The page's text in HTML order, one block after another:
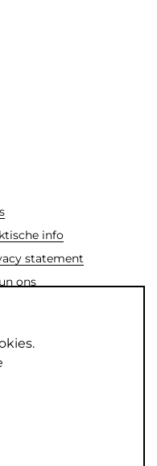
info
statement
ons